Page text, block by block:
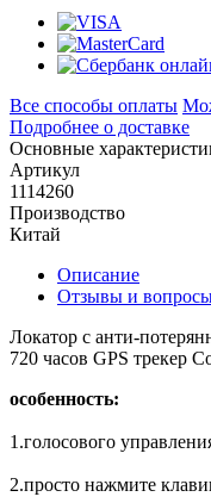
Все способы оплаты
Подробнее о доставке
Основные
Артикул
1114260
Производство
Китай
Описание
Отзывы и
Локатор с анти-
720 часов GPS трекер
особенность:
1.голосового
2.просто нажмите